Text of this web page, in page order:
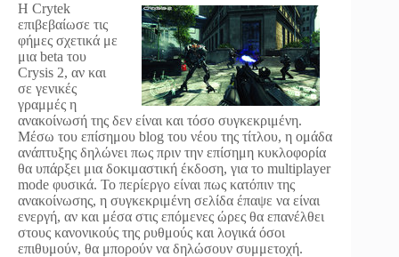
Η Crytek
επιβεβαίωσε τις
φήμες σχετικά με
μια beta του
Crysis 2, αν και
σε γενικές
γραμμές η
ανακοίνωσή της δεν είναι και τόσο συγκεκριμένη.
Μέσω του επίσημου blog του νέου της τίτλου, η ομάδα
ανάπτυξης δηλώνει πως πριν την επίσημη κυκλοφορία
θα υπάρξει μια δοκιμαστική έκδοση, για το multiplayer
mode φυσικά. Το περίεργο είναι πως κατόπιν της
ανακοίνωσης, η συγκεκριμένη σελίδα έπαψε να είναι
ενεργή, αν και μέσα στις επόμενες ώρες θα επανέλθει
στους κανονικούς της ρυθμούς και λογικά όσοι
επιθυμούν, θα μπορούν να δηλώσουν συμμετοχή.